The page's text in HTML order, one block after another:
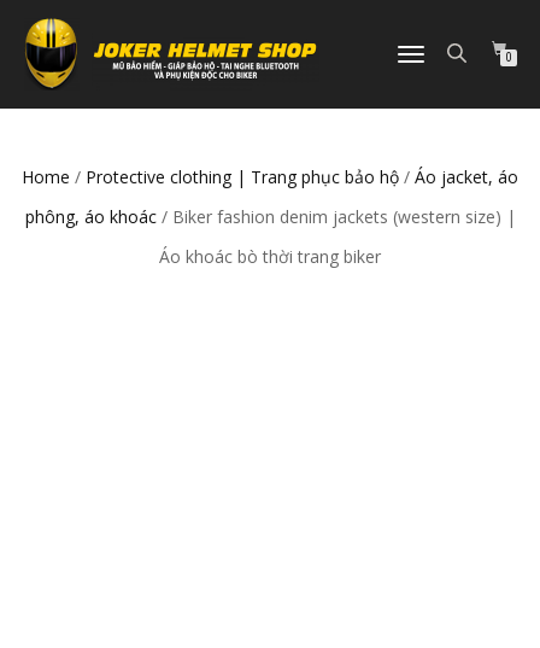
TOGGLE
0
Home / Protective clothing | Trang phục bảo hộ / Áo jacket, áo
phông, áo khoác/ Biker fashion denim jackets (western size) |
Áo khoác bò thời trang biker